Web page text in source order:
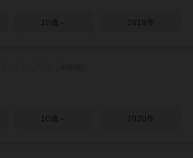
10歳～ 2019年
10歳～ 2020年